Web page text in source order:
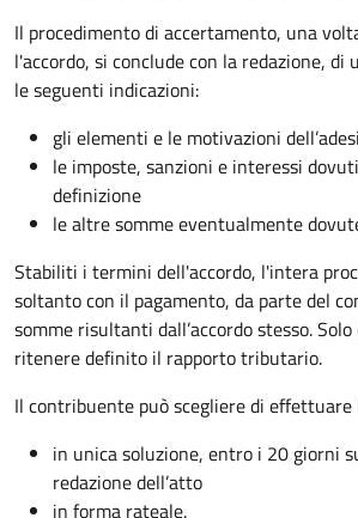
Il procedimento di accertamento, una
l'accordo, si conclude con la redazione,
le seguenti indicazioni:
gli elementi e le motivazioni
le imposte, sanzioni e interessi
definizione
le altre somme eventualmente
Stabiliti i termini dell'accordo, l'intera
soltanto con il pagamento, da parte del
somme risultanti dall’accordo stesso.
ritenere definito il rapporto tributario.
Il contribuente può scegliere di effettuare
in unica soluzione, entro i 20 giorni
redazione dell’atto
in forma rateale.